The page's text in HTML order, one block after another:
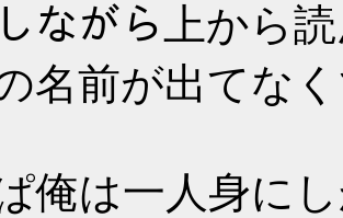
ながら上から
名前が出てな
俺は一人身に